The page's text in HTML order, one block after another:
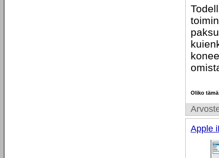
Oliko
Apple